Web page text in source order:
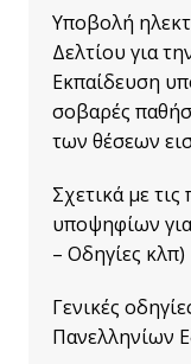
Υποβολή
Δελτίου για
Εκπαίδευση
σοβαρές
των θέσεων
Σχετικά με
υποψηφίων
– Οδηγίες κλπ)
Γενικές
Πανελληνίων